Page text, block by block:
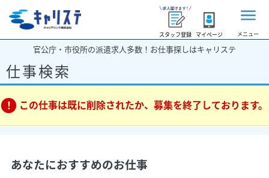
スタッフ登録 マイページ メニュー
官公庁・市役所の派遣求人多数！お仕事探しはキャリステ
仕事検索
この仕事は既に削除されたか、募集を終了しております。
あなたにおすすめのお仕事